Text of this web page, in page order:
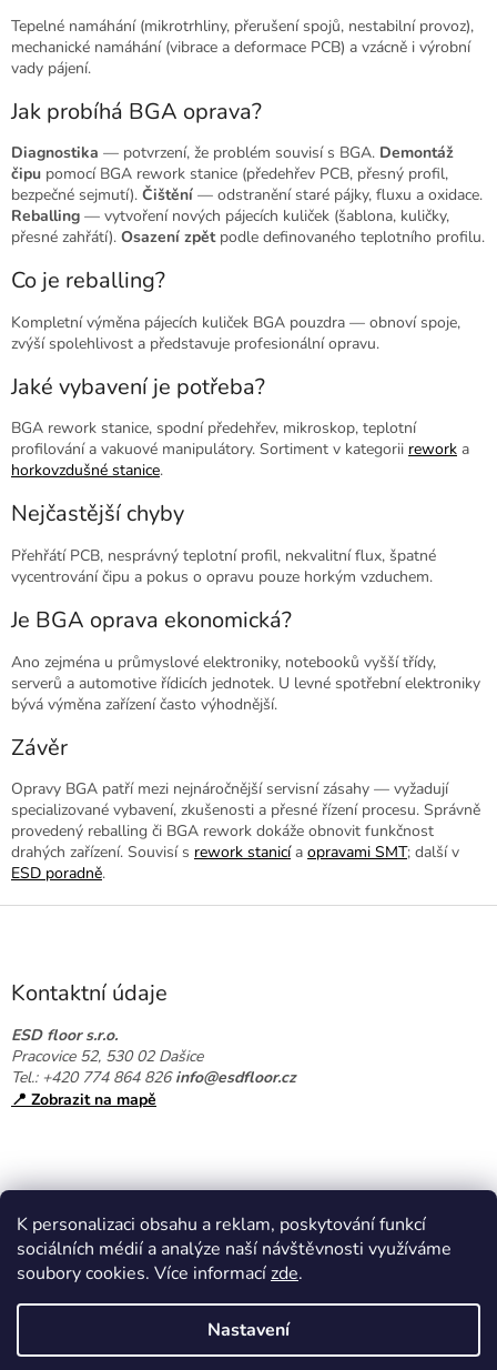
K personalizaci obsahu a reklam, poskytování funkcí
sociálních médií a analýze naší návštěvnosti využíváme
soubory cookies. Více informacízde.
Nastavení
Tepelné namáhání (mikrotrhliny, přerušení spojů, nestabilní provoz),
mechanické namáhání (vibrace a deformace PCB) a vzácně i výrobní
vady pájení.
Jak probíhá BGA oprava?
Diagnostika — potvrzení, že problém souvisí s BGA. Demontáž
čipu pomocí BGA rework stanice (předehřev PCB, přesný profil,
bezpečné sejmutí). Čištění — odstranění staré pájky, fluxu a oxidace.
Reballing — vytvoření nových pájecích kuliček (šablona, kuličky,
přesné zahřátí). Osazení zpětpodle definovaného teplotního profilu.
Co je reballing?
Kompletní výměna pájecích kuliček BGA pouzdra — obnoví spoje,
zvýší spolehlivost a představuje profesionální opravu.
Jaké vybavení je potřeba?
BGA rework stanice, spodní předehřev, mikroskop, teplotní
profilování a vakuové manipulátory. Sortiment v kategorii rework a
horkovzdušné stanice.
Nejčastější chyby
Přehřátí PCB, nesprávný teplotní profil, nekvalitní flux, špatné
vycentrování čipu a pokus o opravu pouze horkým vzduchem.
Je BGA oprava ekonomická?
Ano zejména u průmyslové elektroniky, notebooků vyšší třídy,
serverů a automotive řídicích jednotek. U levné spotřební elektroniky
bývá výměna zařízení často výhodnější.
Závěr
Opravy BGA patří mezi nejnáročnější servisní zásahy — vyžadují
specializované vybavení, zkušenosti a přesné řízení procesu. Správně
provedený reballing či BGA rework dokáže obnovit funkčnost
drahých zařízení. Souvisí s rework stanicía opravami SMT; další v
ESD poradně.
Z
Kontaktní údaje
ESD floor s.r.o.
Pracovice 52, 530 02 Dašice
Tel.: +420 774 864 826info@esdfloor.cz
📍 Zobrazit na mapě